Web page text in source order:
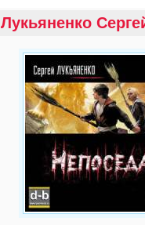
Лукьяненко